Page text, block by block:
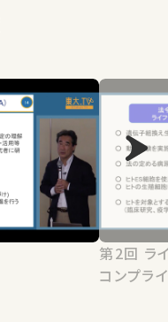
第2回 ライフサイエンス研究における
コンプラ